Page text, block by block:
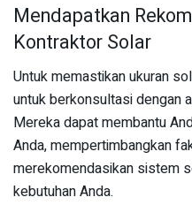
Mendapatkan
Kontraktor Solar
Untuk memastikan ukuran
untuk berkonsultasi dengan
Mereka dapat membantu
Anda, mempertimbangkan
merekomendasikan sistem
kebutuhan Anda.